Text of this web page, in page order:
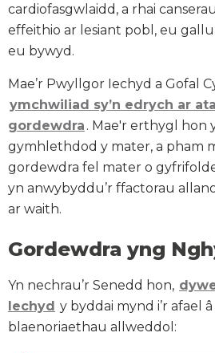
cardiofasgwlaidd, a rhai
effeithio ar lesiant pobl, eu gallu
eu bywyd.
Mae’r Pwyllgor Iechyd a Gofal
ymchwiliad sy’n edrych ar
gordewdra . Mae'r erthygl hon
gymhlethdod y mater, a pham
gordewdra fel mater o
yn anwybyddu’r ffactorau
ar waith.
Gordewdra yng
Yn nechrau’r Senedd hon,
Iechyd y byddai mynd i’r afael
blaenoriaethau allweddol: